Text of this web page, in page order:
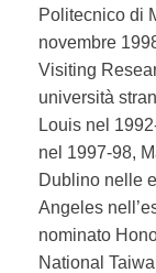
Politecnico di
novembre
Visiting
università
Louis nel
nel 1997-98,
Dublino nelle
Angeles
nominato
National